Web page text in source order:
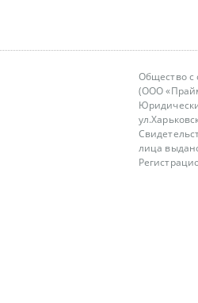
Общество с
(ООО
лица